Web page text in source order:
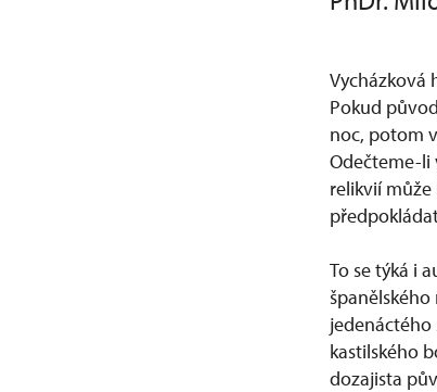
Vycházková
Pokud
noc, potom
Odečteme-li
relikvií
To se týká i
kastilského
dozajista